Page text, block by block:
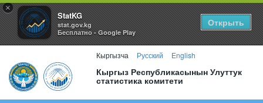
×
StatKG
stat.gov.kg
Бесплатно - Google Play
Открыть
Кыргызча Русский English
Кыргыз Республикасынын Улуттук
статистика комитети